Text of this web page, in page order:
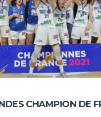
CHAMPION DE